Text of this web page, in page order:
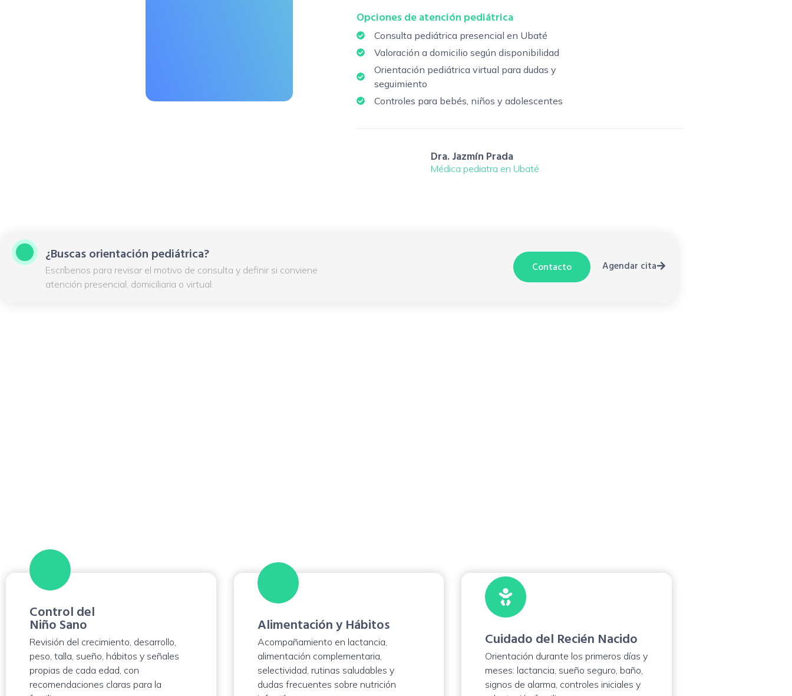
Opciones de atención pediátrica
Consulta pediátrica presencial en Ubaté
Valoración a domicilio según disponibilidad
Orientación pediátrica virtual para dudas y
seguimiento
Controles para bebés, niños y adolescentes
Dra. Jazmín Prada
Médica pediatra en Ubaté
¿Buscas orientación pediátrica?
Escríbenos para revisar el motivo de consulta y definir si conviene
atención presencial, domiciliaria o virtual.
Contacto Agendar cita
Control del
Niño Sano
Revisión del crecimiento, desarrollo,
peso, talla, sueño, hábitos y señales
propias de cada edad, con
recomendaciones claras para la
Alimentación y Hábitos
Acompañamiento en lactancia,
alimentación complementaria,
selectividad, rutinas saludables y
dudas frecuentes sobre nutrición
Cuidado del Recién Nacido
Orientación durante los primeros días y
meses: lactancia, sueño seguro, baño,
signos de alarma, controles iniciales y